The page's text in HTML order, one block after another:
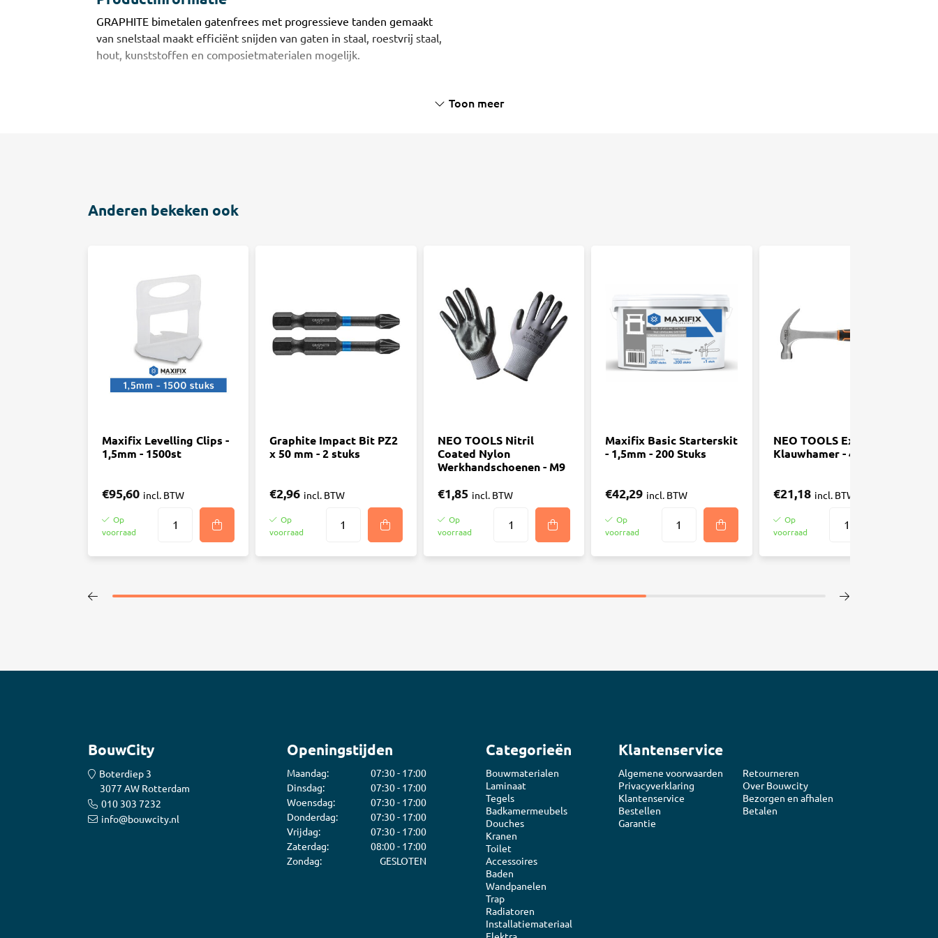
GRAPHITE bimetalen gatenfrees met progressieve tanden gemaakt
van snelstaal maakt efficiënt snijden van gaten in staal, roestvrij staal,
hout, kunststoffen en composietmaterialen mogelijk.
Toon meer
Anderen bekeken ook
Maxifix Levelling Clips -
1,5mm - 1500st
€95,60 incl. BTW
Op
voorraad
Graphite Impact Bit PZ2
x 50 mm - 2 stuks
€2,96 incl. BTW
Op
voorraad
NEO TOOLS Nitril
Coated Nylon
Werkhandschoenen - M9
€1,85 incl. BTW
Op
voorraad
Maxifix Basic Starterskit
- 1,5mm - 200 Stuks
€42,29 incl. BTW
Op
voorraad
NEO TOOLS Extreme
Klauwhamer - 450gr
€21,18 incl. BTW
Op
voorraad
BouwCity
Boterdiep 3
3077 AW Rotterdam
010 303 7232
info@bouwcity.nl
Openingstijden
Maandag:
07:30 - 17:00
Dinsdag:
07:30 - 17:00
Woensdag:
07:30 - 17:00
Donderdag:
07:30 - 17:00
Vrijdag:
07:30 - 17:00
Zaterdag:
08:00 - 17:00
Zondag:
GESLOTEN
Categorieën
Bouwmaterialen
Laminaat
Tegels
Badkamermeubels
Douches
Kranen
Toilet
Accessoires
Baden
Wandpanelen
Trap
Radiatoren
Installatiemateriaal
Klantenservice
Algemene voorwaarden
Privacyverklaring
Klantenservice
Bestellen
Garantie
Retourneren
Over Bouwcity
Bezorgen en afhalen
Betalen